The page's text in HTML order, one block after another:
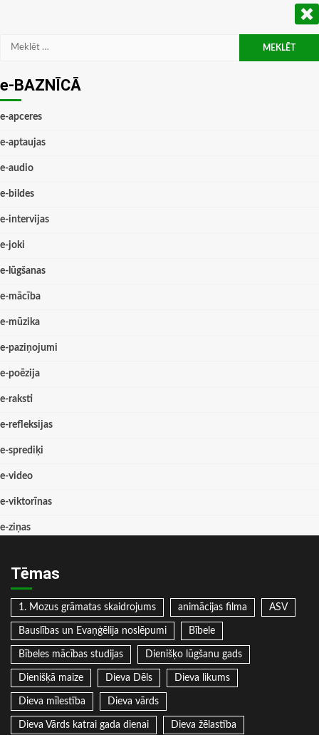
Meklēt:
e-BAZNĪCĀ
e-apceres
e-aptaujas
e-audio
e-bildes
e-intervijas
e-joki
e-lūgšanas
e-mācība
e-mūzika
e-paziņojumi
e-poēzija
e-raksti
e-refleksijas
e-sprediķi
e-video
e-viktorīnas
e-ziņas
Tēmas
1. Mozus grāmatas skaidrojums animācijas filma ASV
Bauslības un Evaņģēlija noslēpumi Bībele
Bībeles mācības studijas Dienišķo lūgšanu gads
Dienišķā maize Dieva Dēls Dieva likums
Dieva mīlestība Dieva vārds
Dieva Vārds katrai gada dienai Dieva žēlastība